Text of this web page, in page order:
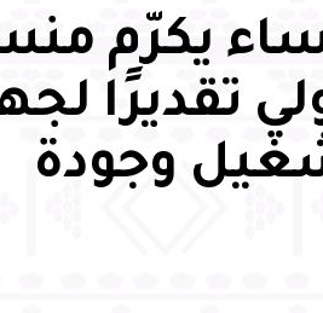
يكرّم
تقديرًا
وجودة